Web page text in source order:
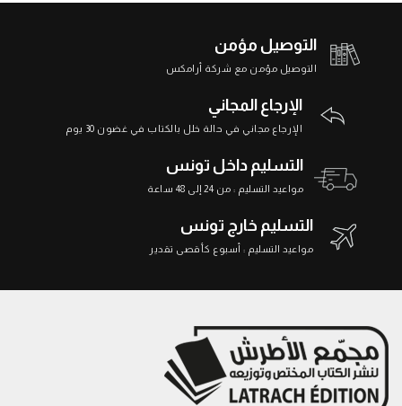
التوصيل مؤمن
التوصيل مؤمن مع شركة أرامكس
الإرجاع المجاني
الإرجاع مجاني في حالة خلل بالكتاب في غضون 30 يوم
التسليم داخل تونس
مواعيد التسليم : من 24 إلى 48 ساعة
التسليم خارج تونس
مواعيد التسليم : أسبوع كأقصى تقدير